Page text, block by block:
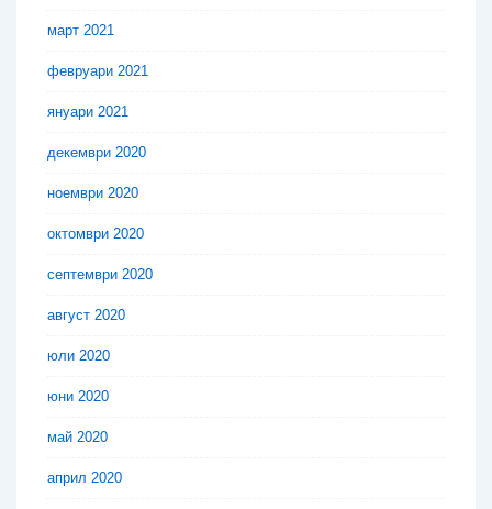
март 2021
февруари 2021
януари 2021
декември 2020
ноември 2020
октомври 2020
септември 2020
август 2020
юли 2020
юни 2020
май 2020
април 2020